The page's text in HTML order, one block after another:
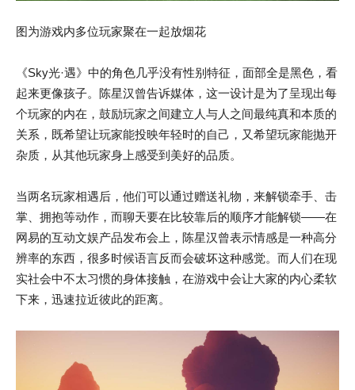
图为游戏内多位玩家聚在一起放烟花
《Sky光·遇》中的角色几乎没有性别特征，面部全是黑色，看
起来更像孩子。陈星汉曾告诉媒体，这一设计是为了呈现出每
个玩家的内在，鼓励玩家之间建立人与人之间最纯真和本质的
关系，既希望让玩家能投映年轻时的自己，又希望玩家能抛开
杂质，从其他玩家身上感受到美好的品质。
当两名玩家相遇后，他们可以通过赠送礼物，来解锁牵手、击
掌、拥抱等动作，而聊天要在比较靠后的顺序才能解锁——在
网易的互动文娱产品发布会上，陈星汉曾表示情感是一种高分
辨率的东西，很多时候语言反而会破坏这种感觉。而人们在现
实社会中不太习惯的身体接触，在游戏中会让大家的内心柔软
下来，迅速拉近彼此的距离。